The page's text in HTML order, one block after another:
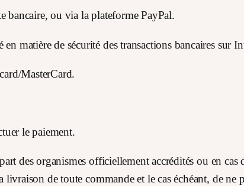
bancaire, ou via la plateforme PayPal.
matière de sécurité des transactions bancaires sur
MasterCard.
le paiement.
des organismes officiellement accrédités ou en cas
de toute commande et le cas échéant, de ne